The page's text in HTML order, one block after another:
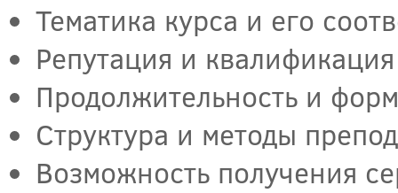
Тематика курса и его
Репутация и
Продолжительность и
Структура и методы
Возможность получения